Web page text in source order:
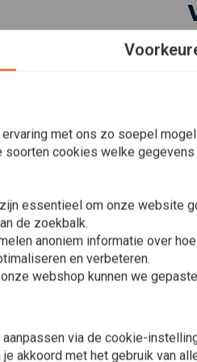
In
Startknop
2006
20 alle XL
met ons zo soepel
cookies welke
essentieel om onze website
de zoekbalk.
anoniem informatie over
en verbeteren.
webshop kunnen we
via de cookie-
akkoord met het gebruik van